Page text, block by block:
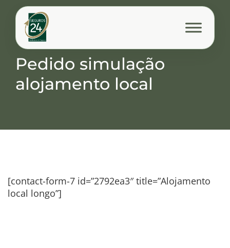
Pedido simulação
alojamento local
[contact-form-7 id=”2792ea3″ title=”Alojamento
local longo”]